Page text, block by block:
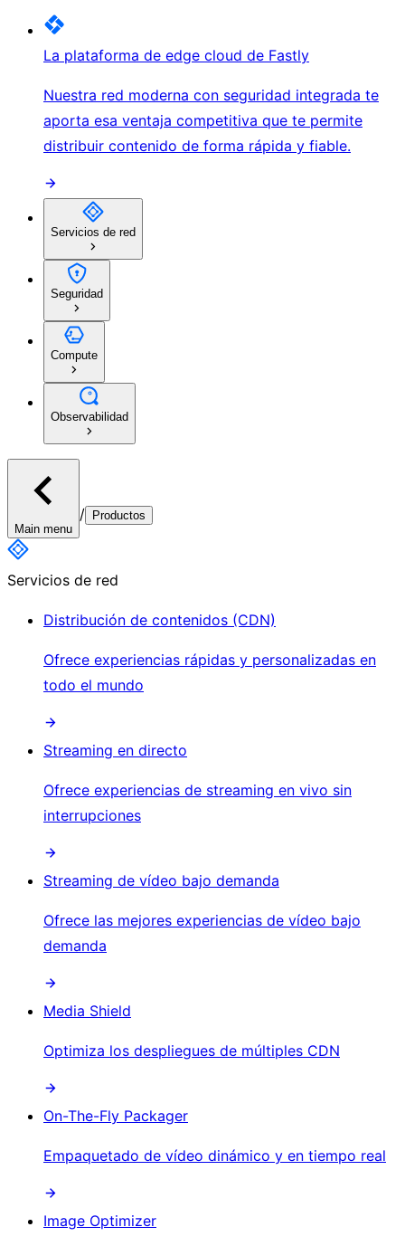
La plataforma de edge cloud de Fastly
Nuestra red moderna con seguridad integrada te
aporta esa ventaja competitiva que te permite
distribuir contenido de forma rápida y fiable.
Servicios de red
Seguridad
Compute
Observabilidad
Main menu
/ Productos
Servicios de red
Distribución de contenidos (CDN)
Ofrece experiencias rápidas y personalizadas en
todo el mundo
Streaming en directo
Ofrece experiencias de streaming en vivo sin
interrupciones
Streaming de vídeo bajo demanda
Ofrece las mejores experiencias de vídeo bajo
demanda
Media Shield
Optimiza los despliegues de múltiples CDN
On-The-Fly Packager
Empaquetado de vídeo dinámico y en tiempo real
Image Optimizer